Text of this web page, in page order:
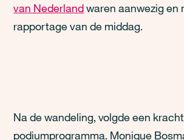
van Nederlandwaren aanwezig en
rapportage van de middag.
Na de wandeling, volgde een
podiumprogramma. Monique